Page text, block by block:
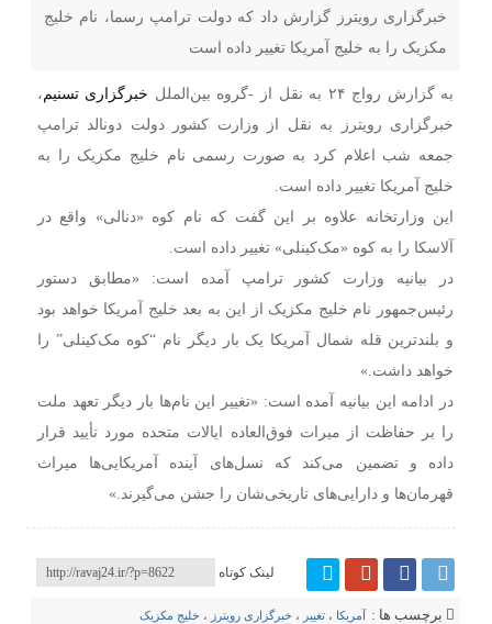
خبرگزاری رویترز گزارش داد که دولت ترامپ رسما، نام خلیج
مکزیک را به خلیج آمریکا تغییر داده است
به گزارش رواج ۲۴ به نقل از -گروه بین‌الملل خبرگزاری تسنیم،
خبرگزاری رویترز به نقل از وزارت کشور دولت دونالد ترامپ
جمعه شب اعلام کرد به صورت رسمی نام خلیج مکزیک را به
خلیج آمریکا تغییر داده است.
این وزارتخانه علاوه بر این گفت که نام کوه «دنالی» واقع در
آلاسکا را به کوه «مک‌کینلی» تغییر داده است.
در بیانیه وزارت کشور ترامپ آمده است: «مطابق دستور
رئیس‌جمهور نام خلیج مکزیک از این به بعد خلیج آمریکا خواهد بود
و بلندترین قله شمال آمریکا یک بار دیگر نام “کوه مک‌کینلی” را
خواهد داشت.»
در ادامه این بیانیه آمده است: «تغییر این نام‌ها بار دیگر تعهد ملت
را بر حفاظت از میرات فوق‌العاده ایالات متحده مورد تأیید قرار
داده و تضمین می‌کند که نسل‌های آینده آمریکایی‌ها میراث
قهرمان‌ها و دارایی‌های تاریخی‌شان را جشن می‌گیرند.»
لینک کوتاه
برچسب ها : آمریکا ،تغییر ، خبرگزاری رویترز ، خلیج مکزیک